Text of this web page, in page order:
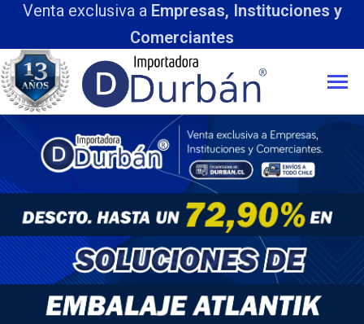
Venta exclusiva a Empresas, Instituciones y
Comerciantes